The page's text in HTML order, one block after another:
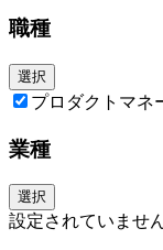
2024年をゴールとし
で「生きる」を作る
1、多様な人財の力を
2、「生きる」を作る
3、持続的成長に向け
4、ステークホルダ
ーションとアジャイル
その中でも更なるア
視しており、以下の
職種
選択
プロダクトマネ
業種
選択
設定されていませ